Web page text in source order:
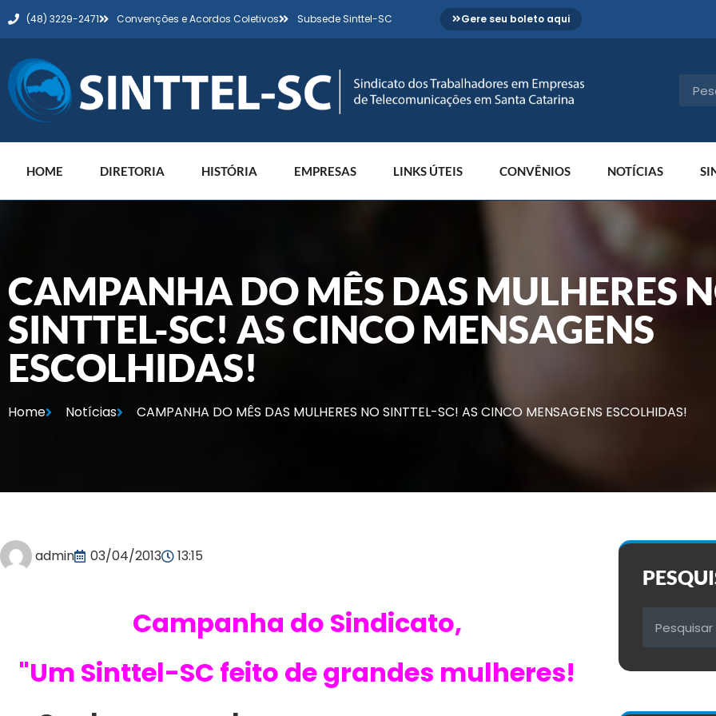
(48) 3229-2471 Convenções e Acordos Coletivos Subsede Sinttel-SC Gere seu boleto aqui
HOME DIRETORIA HISTÓRIA EMPRESAS LINKS ÚTEIS CONVÊNIOS NOTÍCIAS
CAMPANHA DO MÊS DAS MULHERES
SINTTEL-SC! AS CINCO MENSAGENS
ESCOLHIDAS!
Home Notícias CAMPANHA DO MÊS DAS MULHERES NO SINTTEL-SC! AS CINCO MENSAGENS ESCOLHIDAS!
admin 03/04/2013 13:15
Campanha do Sindicato,
"Um Sinttel-SC feito de grandes mulheres!